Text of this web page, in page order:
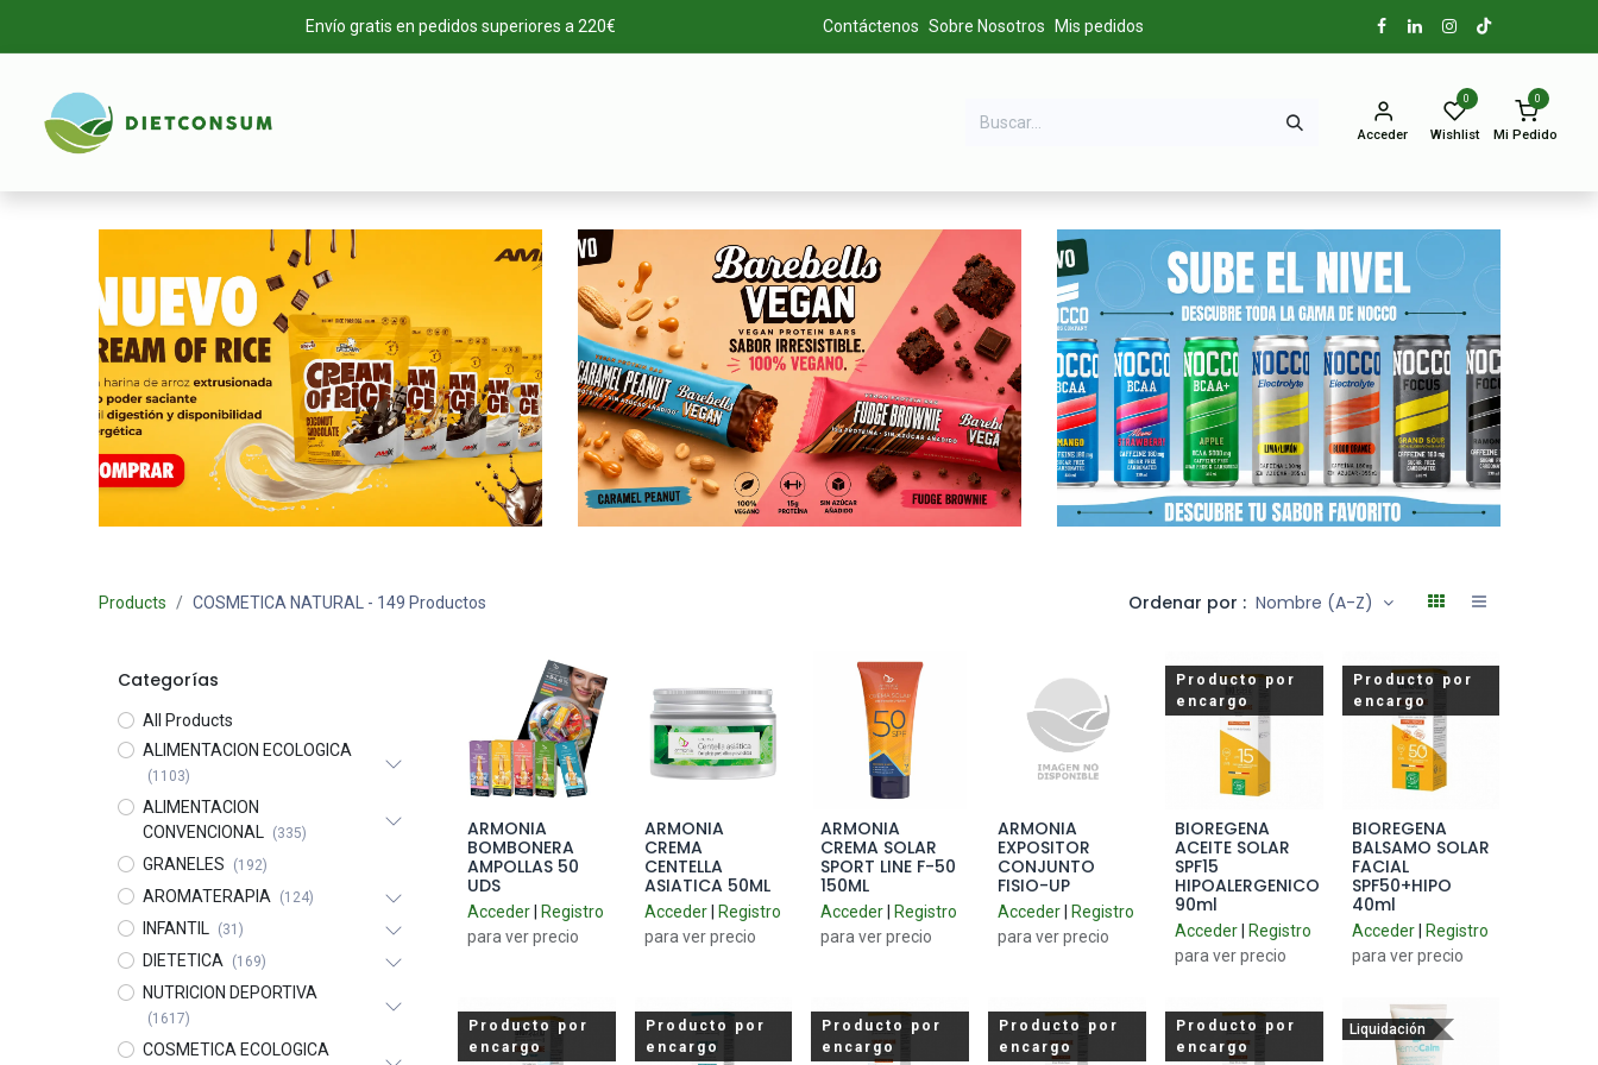
Envío gratis en pedidos superiores a 220€ Contáctenos Sobre Nosotros Mis pedidos
Acceder
0
Wishlist
0
Mi Pedido
Ya
disponibles
Descú​
brelas
Elige tu
sabor
Products COSMETICA NATURAL- 149 Productos Ordenar por : Nombre (A-Z)
Categorías
All Products
ALIMENTACION ECOLOGICA
(1103)
ALIMENTACION
CONVENCIONAL
(335)
GRANELES (192)
AROMATERAPIA (124)
INFANTIL (31)
DIETETICA (169)
NUTRICION DEPORTIVA
(1617)
COSMETICA ECOLOGICA
Add to Cart
ARMONIA
BOMBONERA
AMPOLLAS 50
UDS
Acceder|
Registro
para ver precio
Add to Cart
ARMONIA
CREMA
CENTELLA
ASIATICA 50ML
Acceder|
Registro
para ver precio
Add to Cart
ARMONIA
CREMA SOLAR
SPORT LINE F-50
150ML
Acceder
Registro
para ver precio
Add to Cart
ARMONIA
EXPOSITOR
CONJUNTO
FISIO-UP
Acceder
Registro
para ver precio
Producto por
encargo
Add to Cart
BIOREGENA
ACEITE SOLAR
SPF15
HIPOALERGENICO
90ml
Acceder|
Registro
para ver precio
Producto por
encargo
Add to Cart
BIOREGENA
BALSAMO SOLAR
FACIAL
SPF50+HIPO
40ml
Acceder|
Registro
para ver precio
Producto por
encargo
Producto por
encargo
Producto por
encargo
Producto por
encargo
Producto por
encargo
Liquidación